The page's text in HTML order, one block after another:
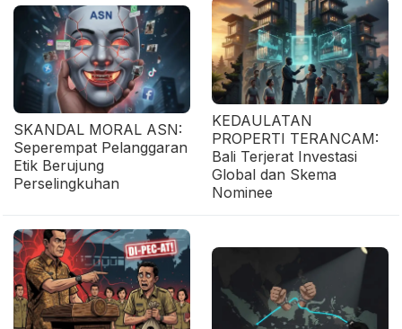
SKANDAL MORAL ASN:
Seperempat Pelanggaran
Etik Berujung
Perselingkuhan
KEDAULATAN
PROPERTI TERANCAM:
Bali Terjerat Investasi
Global dan Skema
Nominee